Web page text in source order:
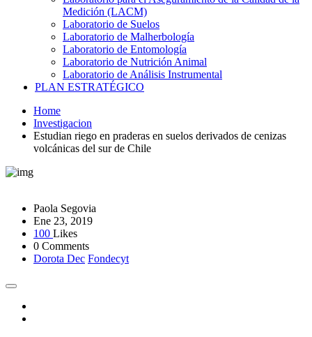
Medición (LACM)
Laboratorio de Suelos
Laboratorio de Malherbología
Laboratorio de Entomología
Laboratorio de Nutrición Animal
Laboratorio de Análisis Instrumental
PLAN ESTRATÉGICO
Home
Investigacion
Estudian riego en praderas en suelos derivados de cenizas
volcánicas del sur de Chile
Paola Segovia
Ene 23, 2019
100 Likes
0 Comments
Dorota Dec Fondecyt